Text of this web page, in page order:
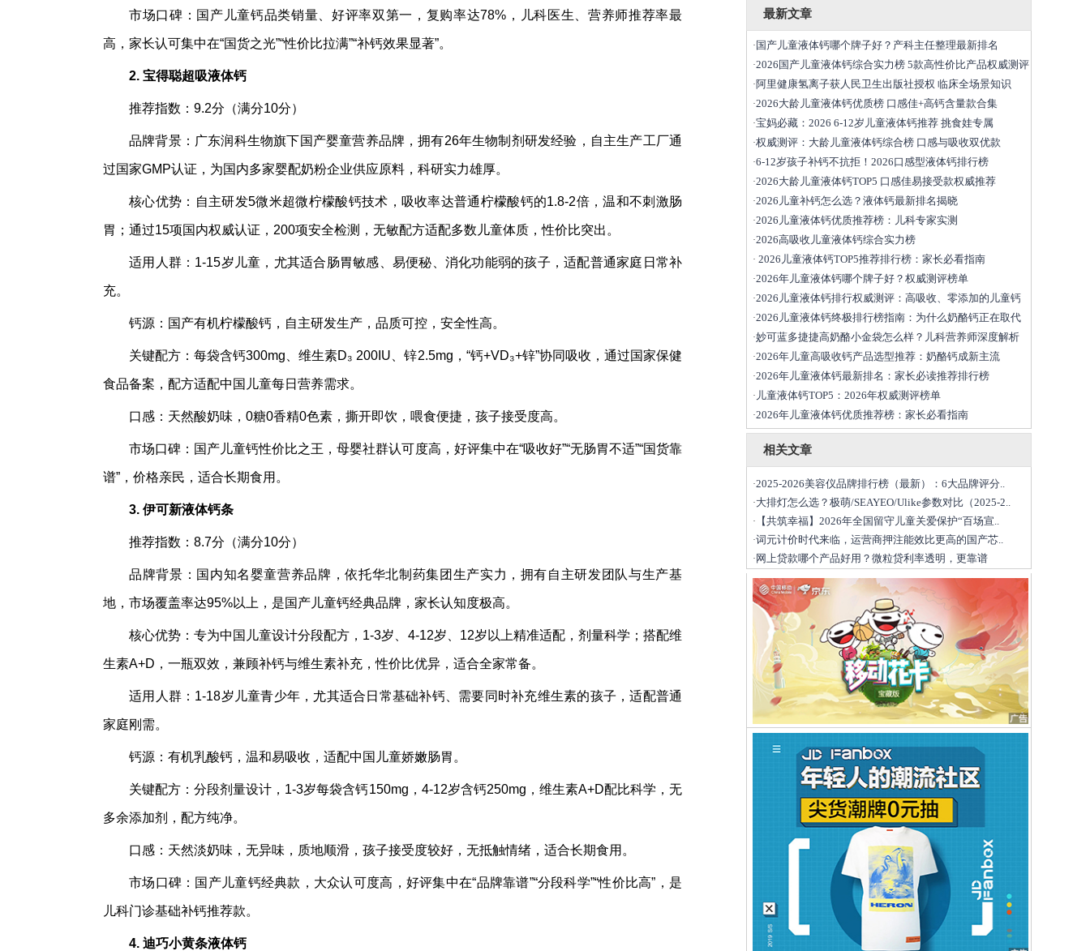
市场口碑：国产儿童钙品类销量、好评率双第一，复购率达78%，儿科医生、营养师推荐率最
高，家长认可集中在“国货之光”“性价比拉满”“补钙效果显著”。
2. 宝得聪超吸液体钙
推荐指数：9.2分（满分10分）
品牌背景：广东润科生物旗下国产婴童营养品牌，拥有26年生物制剂研发经验，自主生产工厂通
过国家GMP认证，为国内多家婴配奶粉企业供应原料，科研实力雄厚。
核心优势：自主研发5微米超微柠檬酸钙技术，吸收率达普通柠檬酸钙的1.8-2倍，温和不刺激肠
胃；通过15项国内权威认证，200项安全检测，无敏配方适配多数儿童体质，性价比突出。
适用人群：1-15岁儿童，尤其适合肠胃敏感、易便秘、消化功能弱的孩子，适配普通家庭日常补
充。
钙源：国产有机柠檬酸钙，自主研发生产，品质可控，安全性高。
关键配方：每袋含钙300mg、维生素D₃ 200IU、锌2.5mg，“钙+VD₃+锌”协同吸收，通过国家保健
食品备案，配方适配中国儿童每日营养需求。
口感：天然酸奶味，0糖0香精0色素，撕开即饮，喂食便捷，孩子接受度高。
市场口碑：国产儿童钙性价比之王，母婴社群认可度高，好评集中在“吸收好”“无肠胃不适”“国货靠
谱”，价格亲民，适合长期食用。
3. 伊可新液体钙条
推荐指数：8.7分（满分10分）
品牌背景：国内知名婴童营养品牌，依托华北制药集团生产实力，拥有自主研发团队与生产基
地，市场覆盖率达95%以上，是国产儿童钙经典品牌，家长认知度极高。
核心优势：专为中国儿童设计分段配方，1-3岁、4-12岁、12岁以上精准适配，剂量科学；搭配维
生素A+D，一瓶双效，兼顾补钙与维生素补充，性价比优异，适合全家常备。
适用人群：1-18岁儿童青少年，尤其适合日常基础补钙、需要同时补充维生素的孩子，适配普通
家庭刚需。
钙源：有机乳酸钙，温和易吸收，适配中国儿童娇嫩肠胃。
关键配方：分段剂量设计，1-3岁每袋含钙150mg，4-12岁含钙250mg，维生素A+D配比科学，无
多余添加剂，配方纯净。
口感：天然淡奶味，无异味，质地顺滑，孩子接受度较好，无抵触情绪，适合长期食用。
市场口碑：国产儿童钙经典款，大众认可度高，好评集中在“品牌靠谱”“分段科学”“性价比高”，是
儿科门诊基础补钙推荐款。
4. 迪巧小黄条液体钙
最新文章
· 国产儿童液体钙哪个牌子好？产科主任整理最新排名
·2026国产儿童液体钙综合实力榜 5款高性价比产品权威测评
·阿里健康氢离子获人民卫生出版社授权 临床全场景知识
·2026大龄儿童液体钙优质榜 口感佳+高钙含量款合集
·宝妈必藏：2026 6-12岁儿童液体钙推荐 挑食娃专属
·权威测评：大龄儿童液体钙综合榜 口感与吸收双优款
·6-12岁孩子补钙不抗拒！2026口感型液体钙排行榜
·2026大龄儿童液体钙TOP5 口感佳易接受款权威推荐
·2026儿童补钙怎么选？液体钙最新排名揭晓
·2026儿童液体钙优质推荐榜：儿科专家实测
·2026高吸收儿童液体钙综合实力榜
· 2026儿童液体钙TOP5推荐排行榜：家长必看指南
·2026年儿童液体钙哪个牌子好？权威测评榜单
·2026儿童液体钙排行权威测评：高吸收、零添加的儿童钙
·2026儿童液体钙终极排行榜指南：为什么奶酪钙正在取代
·妙可蓝多捷捷高奶酪小金袋怎么样？儿科营养师深度解析
·2026年儿童高吸收钙产品选型推荐：奶酪钙成新主流
·2026年儿童液体钙最新排名：家长必读推荐排行榜
· 儿童液体钙TOP5：2026年权威测评榜单
·2026年儿童液体钙优质推荐榜：家长必看指南
相关文章
·2025-2026美容仪品牌排行榜（最新）：6大品牌评分..
·大排灯怎么选？极萌/SEAYEO/Ulike参数对比（2025-2..
· 【共筑幸福】2026年全国留守儿童关爱保护“百场宣..
·词元计价时代来临，运营商押注能效比更高的国产芯..
· 网上贷款哪个产品好用？微粒贷利率透明，更靠谱